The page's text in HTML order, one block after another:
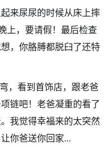
来尿尿的时候从床上摔
上，要请假！最后检查
，你胳膊都脱臼了还特
，看到首饰店，跟老爸
链吧！老爸凝重的看了
我觉得幸福来的太突然
你爸送你回家…